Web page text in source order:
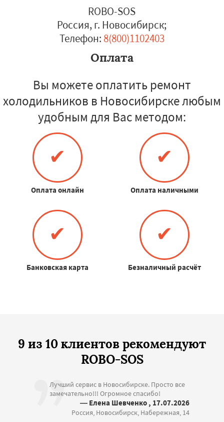
ROBO-SOS
Россия, г. Новосибирск;
Телефон: 8(800)1102403
Оплата
Вы можете оплатить ремонт
холодильников в Новосибирске любым
удобным для Вас методом:
✔
Оплата онлайн
✔
Оплата наличными
✔
Банковская карта
✔
Безналичный расчёт
9 из 10 клиентов рекомендуют
ROBO-SOS
Лучший сервис в Новосибирске. Просто все
замечательно!!! Огромное спасибо!
— Елена Шевченко , 17.07.2026
Россия, Новосибирск, Набережная, 14